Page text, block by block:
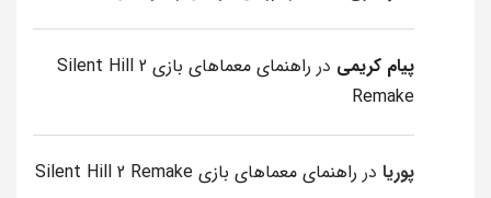
پیام کریمی در
راهنمای معماهای بازی Silent Hill 2
Remake
پوریا در راهنمای معماهای بازی Silent Hill 2 Remake